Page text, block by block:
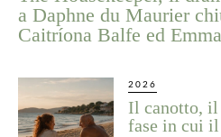
a Daphne du Maurier
Caitríona Balfe ed
2026
Il canotto, il
fase in cui